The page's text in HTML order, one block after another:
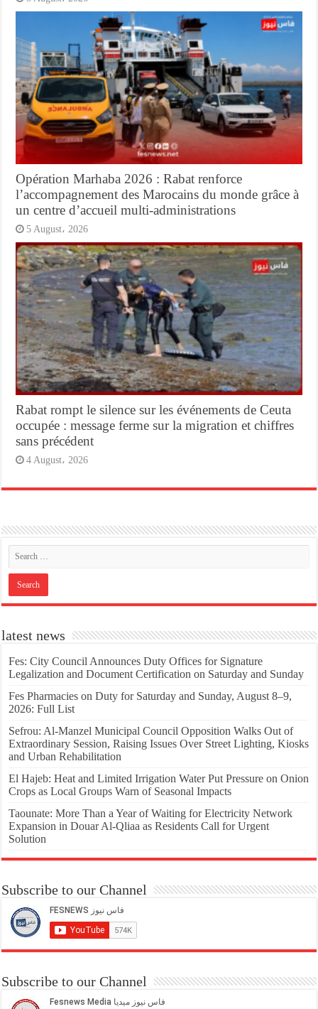
Opération Marhaba 2026 : Rabat renforce
l’accompagnement des Marocains du monde grâce à
un centre d’accueil multi-administrations
5 August، 2026
Rabat rompt le silence sur les événements de Ceuta
occupée : message ferme sur la migration et chiffres
sans précédent
4 August، 2026
latest news
Fes: City Council Announces Duty Offices for Signature
Legalization and Document Certification on Saturday and Sunday
Fes Pharmacies on Duty for Saturday and Sunday, August 8–9,
2026: Full List
Sefrou: Al-Manzel Municipal Council Opposition Walks Out of
Extraordinary Session, Raising Issues Over Street Lighting, Kiosks
and Urban Rehabilitation
El Hajeb: Heat and Limited Irrigation Water Put Pressure on Onion
Crops as Local Groups Warn of Seasonal Impacts
Taounate: More Than a Year of Waiting for Electricity Network
Expansion in Douar Al-Qliaa as Residents Call for Urgent
Solution
Subscribe to our Channel
Subscribe to our Channel